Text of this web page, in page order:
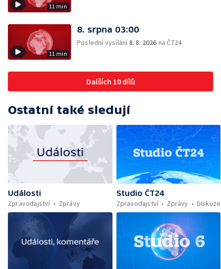
11 min
11 min
8. srpna 03:00
Poslední vysílání8. 8. 2026 na ČT24
Dalších 10 dílů
Ostatní také sledují
Události
Zpravodajství
Zprávy
Studio ČT24
Zpravodajství
Zprávy Diskuze